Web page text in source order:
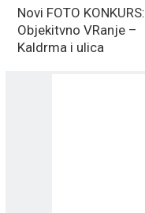
Novi FOTO KONKURS:
Objekitvno VRanje –
Kaldrma i ulica